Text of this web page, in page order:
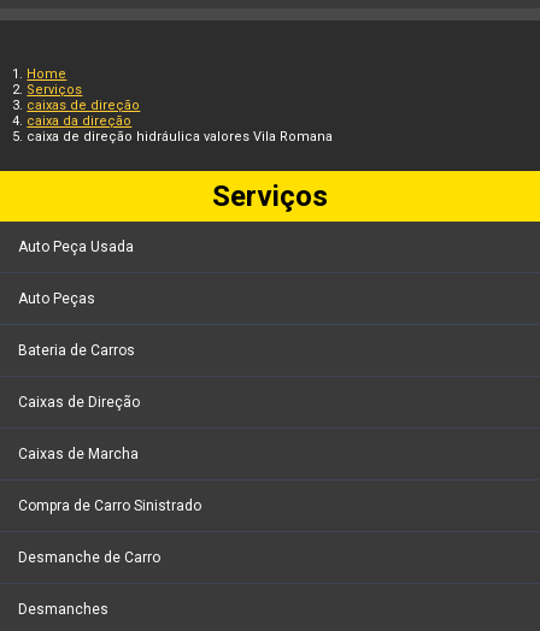
Home
Serviços
caixas de direção
caixa da direção
caixa de direção hidráulica valores Vila Romana
Serviços
Auto Peça Usada
Auto Peças
Bateria de Carros
Caixas de Direção
Caixas de Marcha
Compra de Carro Sinistrado
Desmanche de Carro
Desmanches